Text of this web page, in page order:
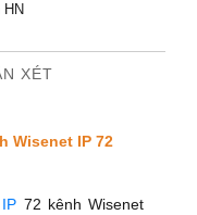
HN
XÉT
Wisenet IP 72
72 kênh Wisenet